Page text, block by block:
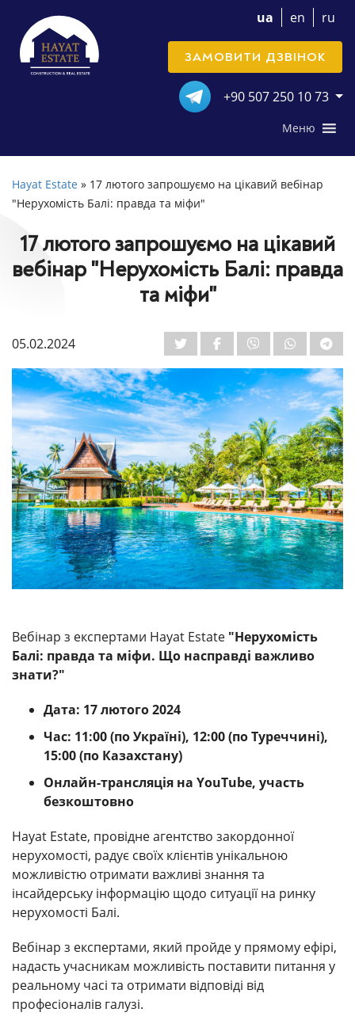
ua en ru
+90 507 250 10 73
ЗАМОВИТИ ДЗВІНОК
Меню
Hayat Estate » 17 лютого запрошуємо на цікавий вебінар
"Нерухомість Балі: правда та міфи"
17 лютого запрошуємо на цікавий
вебінар "Нерухомість Балі: правда
та міфи"
05.02.2024
Вебінар з експертами Hayat Estate "Нерухомість
Балі: правда та міфи. Що насправді важливо
знати?"
Дата: 17 лютого 2024
Час: 11:00 (по Україні), 12:00 (по Туреччині),
15:00 (по Казахстану)
Онлайн-трансляція на YouTube, участь
безкоштовно
Hayat Estate, провідне агентство закордонної
нерухомості, радує своїх клієнтів унікальною
можливістю отримати важливі знання та
інсайдерську інформацію щодо ситуації на ринку
нерухомості Балі.
Вебінар з експертами, який пройде у прямому ефірі,
надасть учасникам можливість поставити питання у
реальному часі та отримати відповіді від
професіоналів галузі.